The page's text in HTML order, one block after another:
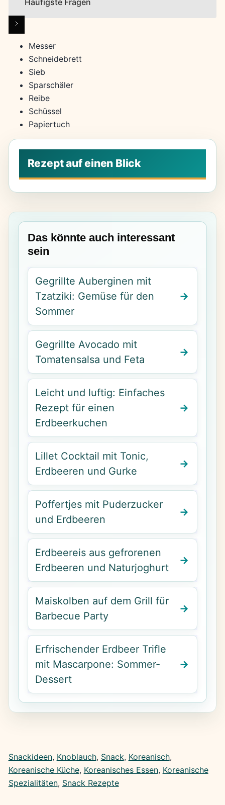
Messer
Schneidebrett
Sieb
Sparschäler
Reibe
Schüssel
Papiertuch
Das könnte auch interessant
sein
Gegrillte Auberginen mit
Tzatziki: Gemüse für den
Sommer
Gegrillte Avocado mit
Tomatensalsa und Feta
Leicht und luftig: Einfaches
Rezept für einen
Erdbeerkuchen
Lillet Cocktail mit Tonic,
Erdbeeren und Gurke
Poffertjes mit Puderzucker
und Erdbeeren
Erdbeereis aus gefrorenen
Erdbeeren und Naturjoghurt
Maiskolben auf dem Grill für
Barbecue Party
Erfrischender Erdbeer Trifle
mit Mascarpone: Sommer-
Dessert
Snackideen, Knoblauch, Snack, Koreanisch
Koreanische Küche, Koreanisches Essen, Koreanische
Spezialitäten, Snack Rezepte